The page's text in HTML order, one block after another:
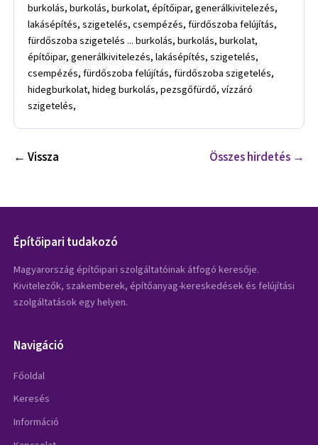
burkolás, burkolás, burkolat, építőipar, generálkivitelezés,
lakásépítés, szigetelés, csempézés, fürdőszoba felújítás,
fürdőszoba szigetelés ... burkolás, burkolás, burkolat,
építőipar, generálkivitelezés, lakásépítés, szigetelés,
csempézés, fürdőszoba felújítás, fürdőszoba szigetelés,
hidegburkolat, hideg burkolás, pezsgőfürdő, vízzáró
szigetelés,
← Vissza Összes hirdetés →
Építőipari tudakozó
Magyarország építőipari szolgáltatóinak átfogó keresője.
Kivitelezők, szakemberek, építőanyag-kereskedések és felújítási
szolgáltatások egy helyen.
Navigáció
Főoldal
Keresés
Információ